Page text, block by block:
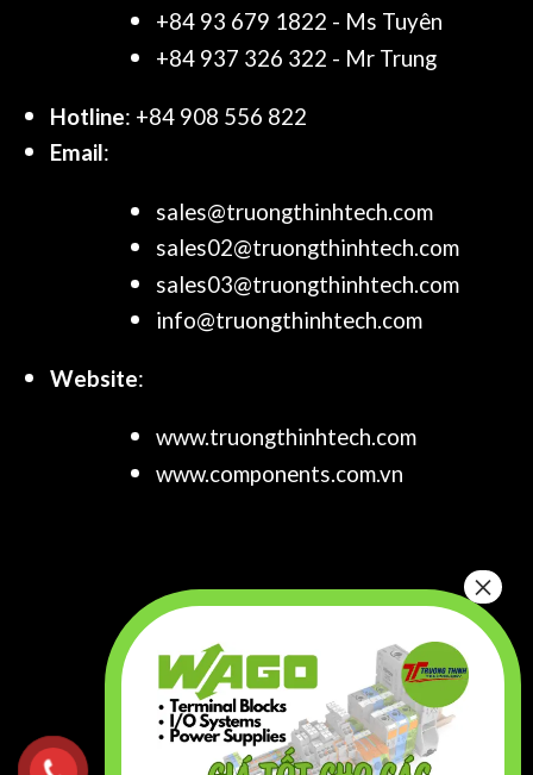
+84 93 679 1822 - Ms Tuyên
+84 937 326 322 - Mr Trung
Hotline: +84 908 556 822
Email:
sales@truongthinhtech.com
sales02@truongthinhtech.com
sales03@truongthinhtech.com
info@truongthinhtech.com
Website:
www.truongthinhtech.com
www.components.com.vn